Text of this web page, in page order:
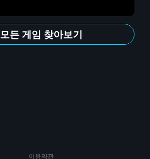
모든 게임 찾아보기
이용약관